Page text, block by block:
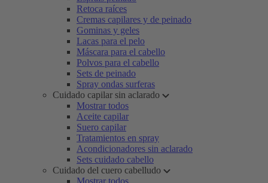
Retoca raíces
Cremas capilares y de peinado
Gominas y geles
Lacas para el pelo
Máscara para el cabello
Polvos para el cabello
Sets de peinado
Spray ondas surferas
Cuidado capilar sin aclarado
Mostrar todos
Aceite capilar
Suero capilar
Tratamientos en spray
Acondicionadores sin aclarado
Sets cuidado cabello
Cuidado del cuero cabelludo
Mostrar todos